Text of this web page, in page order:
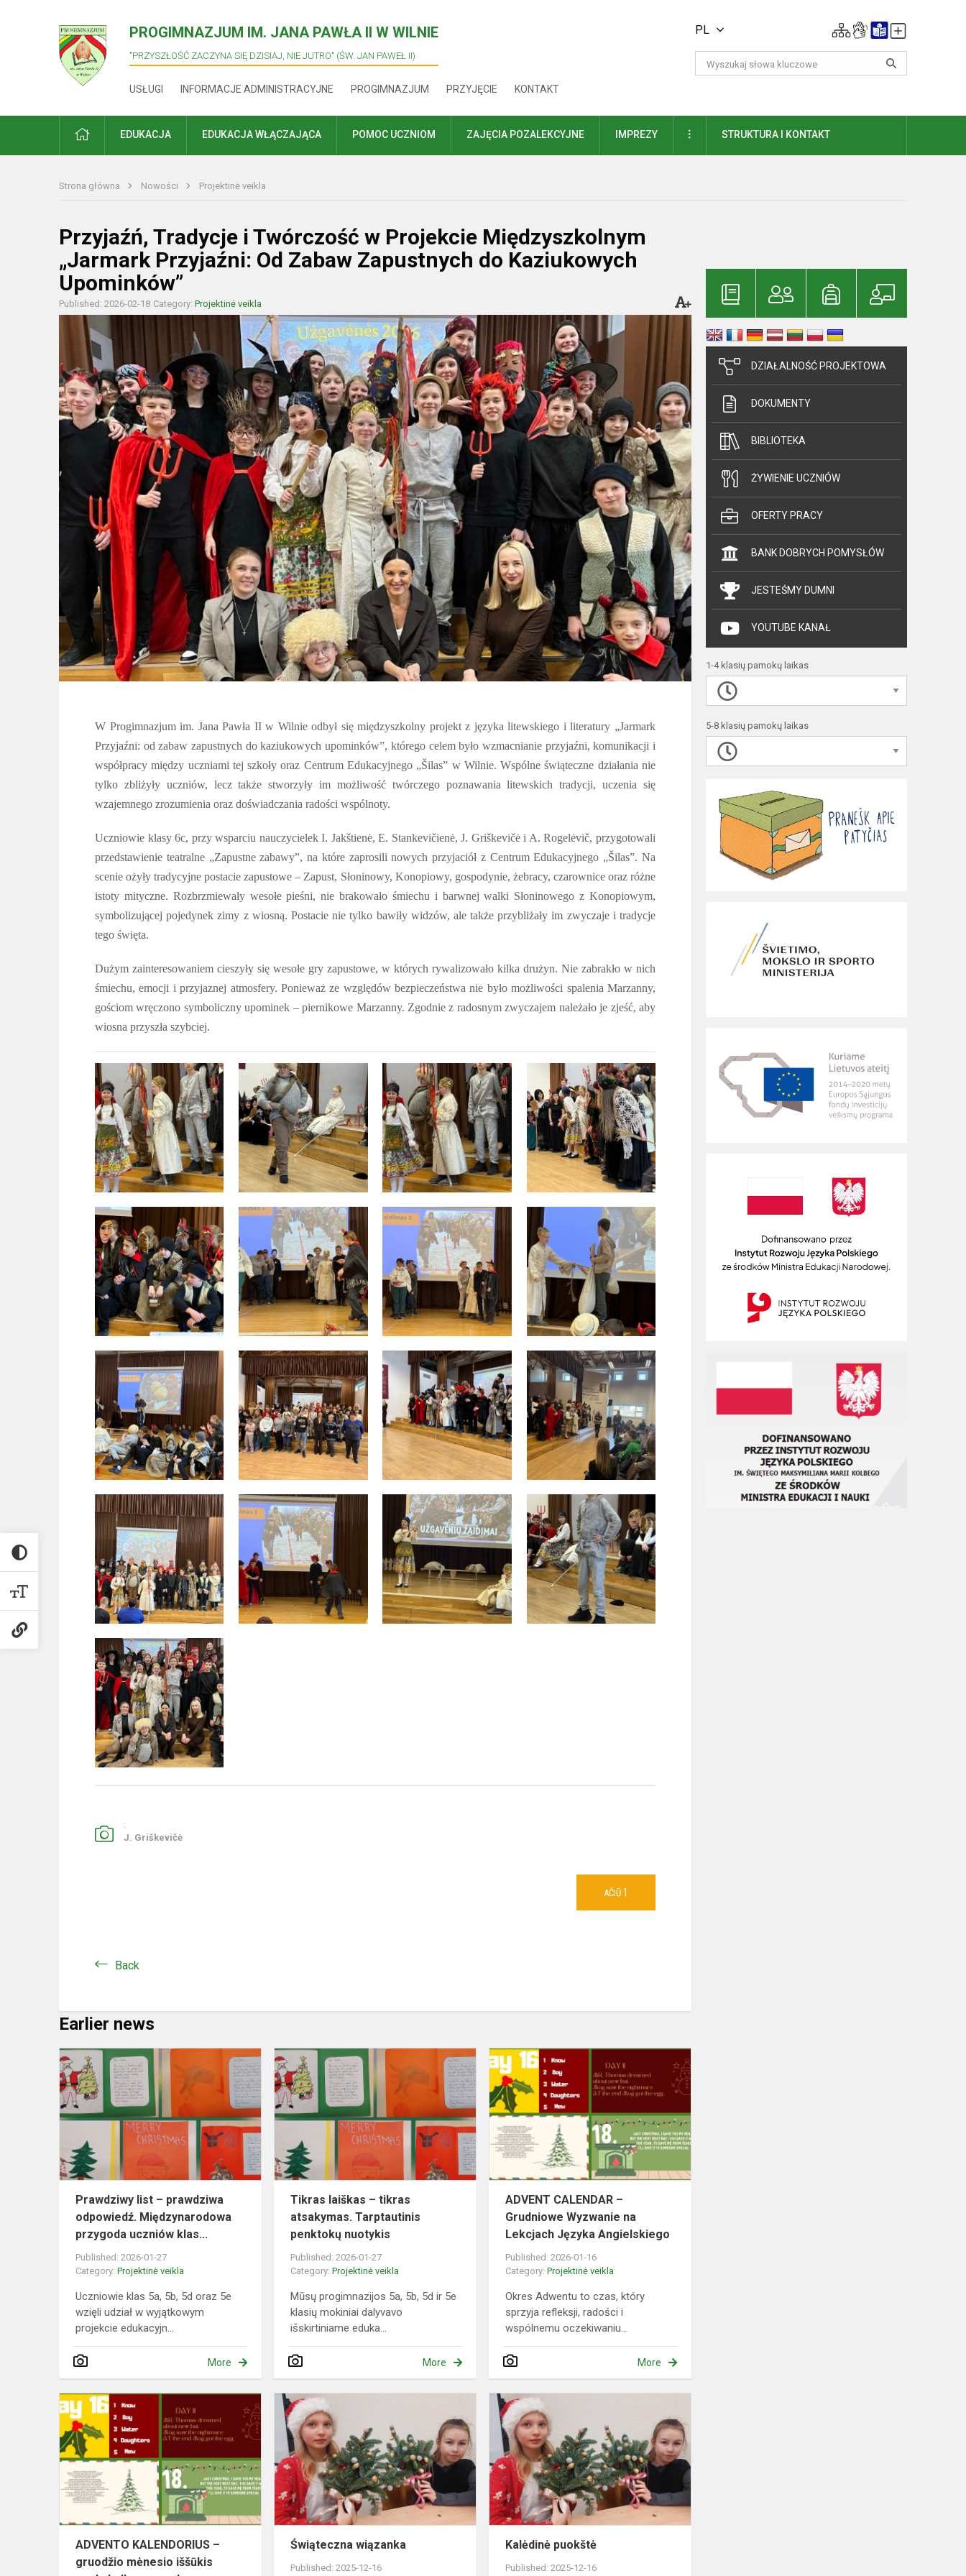
PROGIMNAZJUM IM. JANA PAWŁA II W WILNIE
"PRZYSZŁOŚĆ ZACZYNA SIĘ DZISIAJ, NIE JUTRO" (ŚW. JAN PAWEŁ II)
USŁUGI INFORMACJE ADMINISTRACYJNE PROGIMNAZJUM PRZYJĘCIE KONTAKT
PL
PRADŽIAEDUKACJA EDUKACJA WŁĄCZAJĄCA POMOC UCZNIOM ZAJĘCIA POZALEKCYJNE IMPREZY DAUGIAUSTRUKTURA I KONTAKT
Strona główna Nowości Projektinė veikla
Przyjaźń, Tradycje i Twórczość w Projekcie Międzyszkolnym
„Jarmark Przyjaźni: Od Zabaw Zapustnych do Kaziukowych
Upominków”
Published: 2026-02-18 Category: Projektinė veikla
W Progimnazjum im. Jana Pawła II w Wilnie odbył się międzyszkolny projekt z języka litewskiego i literatury „Jarmark
Przyjaźni: od zabaw zapustnych do kaziukowych upominków”, którego celem było wzmacnianie przyjaźni, komunikacji i
współpracy między uczniami tej szkoły oraz Centrum Edukacyjnego „Šilas” w Wilnie. Wspólne świąteczne działania nie
tylko zbliżyły uczniów, lecz także stworzyły im możliwość twórczego poznawania litewskich tradycji, uczenia się
wzajemnego zrozumienia oraz doświadczania radości wspólnoty.
Uczniowie klasy 6c, przy wsparciu nauczycielek I. Jakštienė, E. Stankevičienė, J. Griškevičė i A. Rogelėvič, przygotowali
przedstawienie teatralne „Zapustne zabawy”, na które zaprosili nowych przyjaciół z Centrum Edukacyjnego „Šilas”. Na
scenie ożyły tradycyjne postacie zapustowe – Zapust, Słoninowy, Konopiowy, gospodynie, żebracy, czarownice oraz różne
istoty mityczne. Rozbrzmiewały wesołe pieśni, nie brakowało śmiechu i barwnej walki Słoninowegoz Konopiowym,
symbolizującej pojedynek zimy z wiosną. Postacie nie tylko bawiły widzów, ale także przybliżały im zwyczaje i tradycje
tego święta.
Dużym zainteresowaniem cieszyły się wesołe gry zapustowe, w których rywalizowało kilka drużyn. Nie zabrakło w nich
śmiechu, emocji i przyjaznej atmosfery. Ponieważ ze względów bezpieczeństwa nie było możliwości spalenia Marzanny,
gościom wręczono symboliczny upominek – piernikowe Marzanny. Zgodnie z radosnym zwyczajem należało je zjeść, aby
wiosna przyszła szybciej.
:
J. Griškevičė
AČIŪ 1
Back
Earlier news
Prawdziwy
list
prawdziwa
odpowiedź.
Międzynarodowa
przygo...
Prawdziwy list – prawdziwa
odpowiedź. Międzynarodowa
przygoda uczniów klas...
Published: 2026-01-27
Category: Projektinė veikla
Uczniowie klas 5a, 5b, 5d oraz 5e
wzięli udział w wyjątkowym
projekcie edukacyjn...
More
Tikras
laiškas
tikras
atsakymas.
Tarptautinis
penktokų
nu...
Tikras laiškas – tikras
atsakymas. Tarptautinis
penktokų nuotykis
Published: 2026-01-27
Category:Projektinė veikla
Mūsų progimnazijos 5a, 5b, 5d ir 5e
klasių mokiniai dalyvavo
išskirtiniame eduka...
More
CALENDAR
Wyzwanie
na
Języka
ADVENT CALENDAR –
Grudniowe Wyzwanie na
Lekcjach Języka Angielskiego
Published: 2026-01-16
Category:Projektinė veikla
Okres Adwentu to czas, który
sprzyja refleksji, radości i
wspólnemu oczekiwaniu...
More
ADVENTO
KALENDORIUS
gruodžio
mėnesio
iššūkis
anglų
kalbos...
ADVENTO KALENDORIUS –
gruodžio mėnesio iššūkis
Świąteczna
wiązanka
Świąteczna wiązanka
Published: 2025-12-16
Kalėdinė puokštė
Published: 2025-12-16
DZIAŁALNOŚĆ PROJEKTOWA
DOKUMENTY
BIBLIOTEKA
ŻYWIENIE UCZNIÓW
OFERTY PRACY
BANK DOBRYCH POMYSŁÓW
JESTEŚMY DUMNI
YOUTUBE KANAŁ
1-4 klasių pamokų laikas
5-8 klasių pamokų laikas